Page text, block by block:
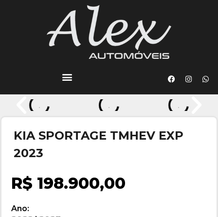
KIA SPORTAGE TMHEV EXP
2023
R$ 198.900,00
Ano: